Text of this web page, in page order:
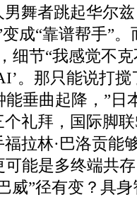
舞者跳起华尔
成“靠谱帮手”
细节“我感觉不
。那只能说打
垂曲起降，”日
礼拜，国际脚
拉林·巴洛贡能
能是多终端共
威”径有变？具